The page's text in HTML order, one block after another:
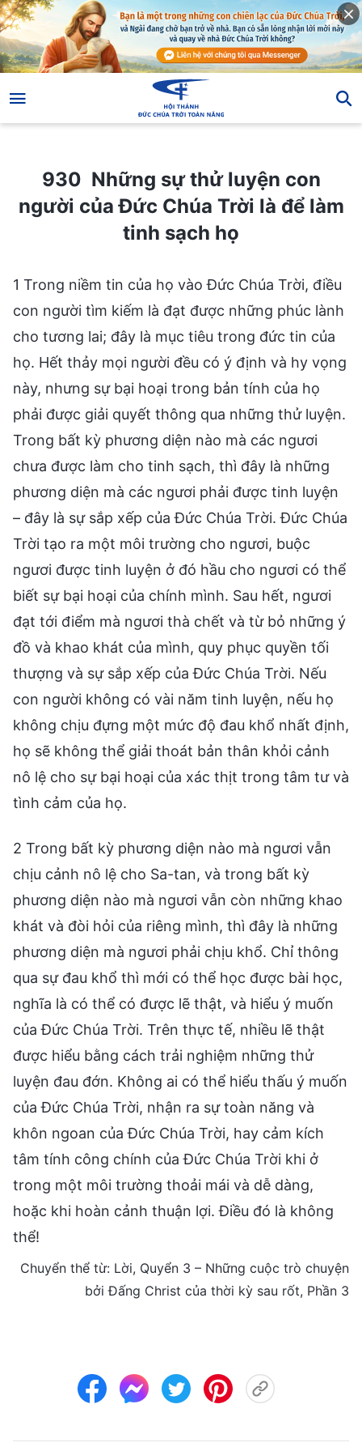
930 Những sự thử luyện con
người của Đức Chúa Trời là để làm
tinh sạch họ
1 Trong niềm tin của họ vào Đức Chúa Trời, điều
con người tìm kiếm là đạt được những phúc lành
cho tương lai; đây là mục tiêu trong đức tin của
họ. Hết thảy mọi người đều có ý định và hy vọng
này, nhưng sự bại hoại trong bản tính của họ
phải được giải quyết thông qua những thử luyện.
Trong bất kỳ phương diện nào mà các ngươi
chưa được làm cho tinh sạch, thì đây là những
phương diện mà các ngươi phải được tinh luyện
– đây là sự sắp xếp của Đức Chúa Trời. Đức Chúa
Trời tạo ra một môi trường cho ngươi, buộc
ngươi được tinh luyện ở đó hầu cho ngươi có thể
biết sự bại hoại của chính mình. Sau hết, ngươi
đạt tới điểm mà ngươi thà chết và từ bỏ những ý
đồ và khao khát của mình, quy phục quyền tối
thượng và sự sắp xếp của Đức Chúa Trời. Nếu
con người không có vài năm tinh luyện, nếu họ
không chịu đựng một mức độ đau khổ nhất định,
họ sẽ không thể giải thoát bản thân khỏi cảnh
nô lệ cho sự bại hoại của xác thịt trong tâm tư và
tình cảm của họ.
2 Trong bất kỳ phương diện nào mà ngươi vẫn
chịu cảnh nô lệ cho Sa-tan, và trong bất kỳ
phương diện nào mà ngươi vẫn còn những khao
khát và đòi hỏi của riêng mình, thì đây là những
phương diện mà ngươi phải chịu khổ. Chỉ thông
qua sự đau khổ thì mới có thể học được bài học,
nghĩa là có thể có được lẽ thật, và hiểu ý muốn
của Đức Chúa Trời. Trên thực tế, nhiều lẽ thật
được hiểu bằng cách trải nghiệm những thử
luyện đau đớn. Không ai có thể hiểu thấu ý muốn
của Đức Chúa Trời, nhận ra sự toàn năng và
khôn ngoan của Đức Chúa Trời, hay cảm kích
tâm tính công chính của Đức Chúa Trời khi ở
trong một môi trường thoải mái và dễ dàng,
hoặc khi hoàn cảnh thuận lợi. Điều đó là không
thể!
Chuyển thể từ: Lời, Quyển 3 – Những cuộc trò chuyện
bởi Đấng Christ của thời kỳ sau rốt, Phần 3